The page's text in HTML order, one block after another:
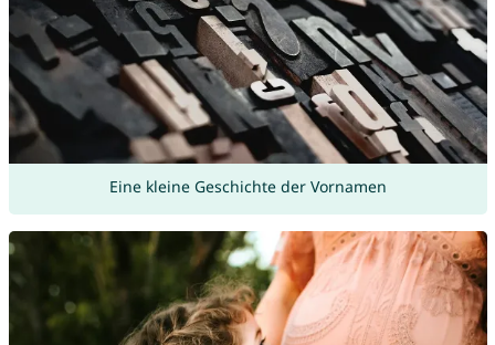
Eine kleine Geschichte der Vornamen